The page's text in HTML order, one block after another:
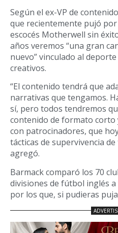
Según el ex-VP de
que recientemente pujó
escocés Motherwell sin
años veremos “una gran
nuevo” vinculado al
creativos.
“El contenido tendrá que
narrativas que tengamos.
sí, pero todos tendremos
contenido de formato corto
con patrocinadores, que
tácticas de supervivencia
agregó.
Barmack comparó los 70
divisiones de fútbol inglés a
por los que, si pudieras